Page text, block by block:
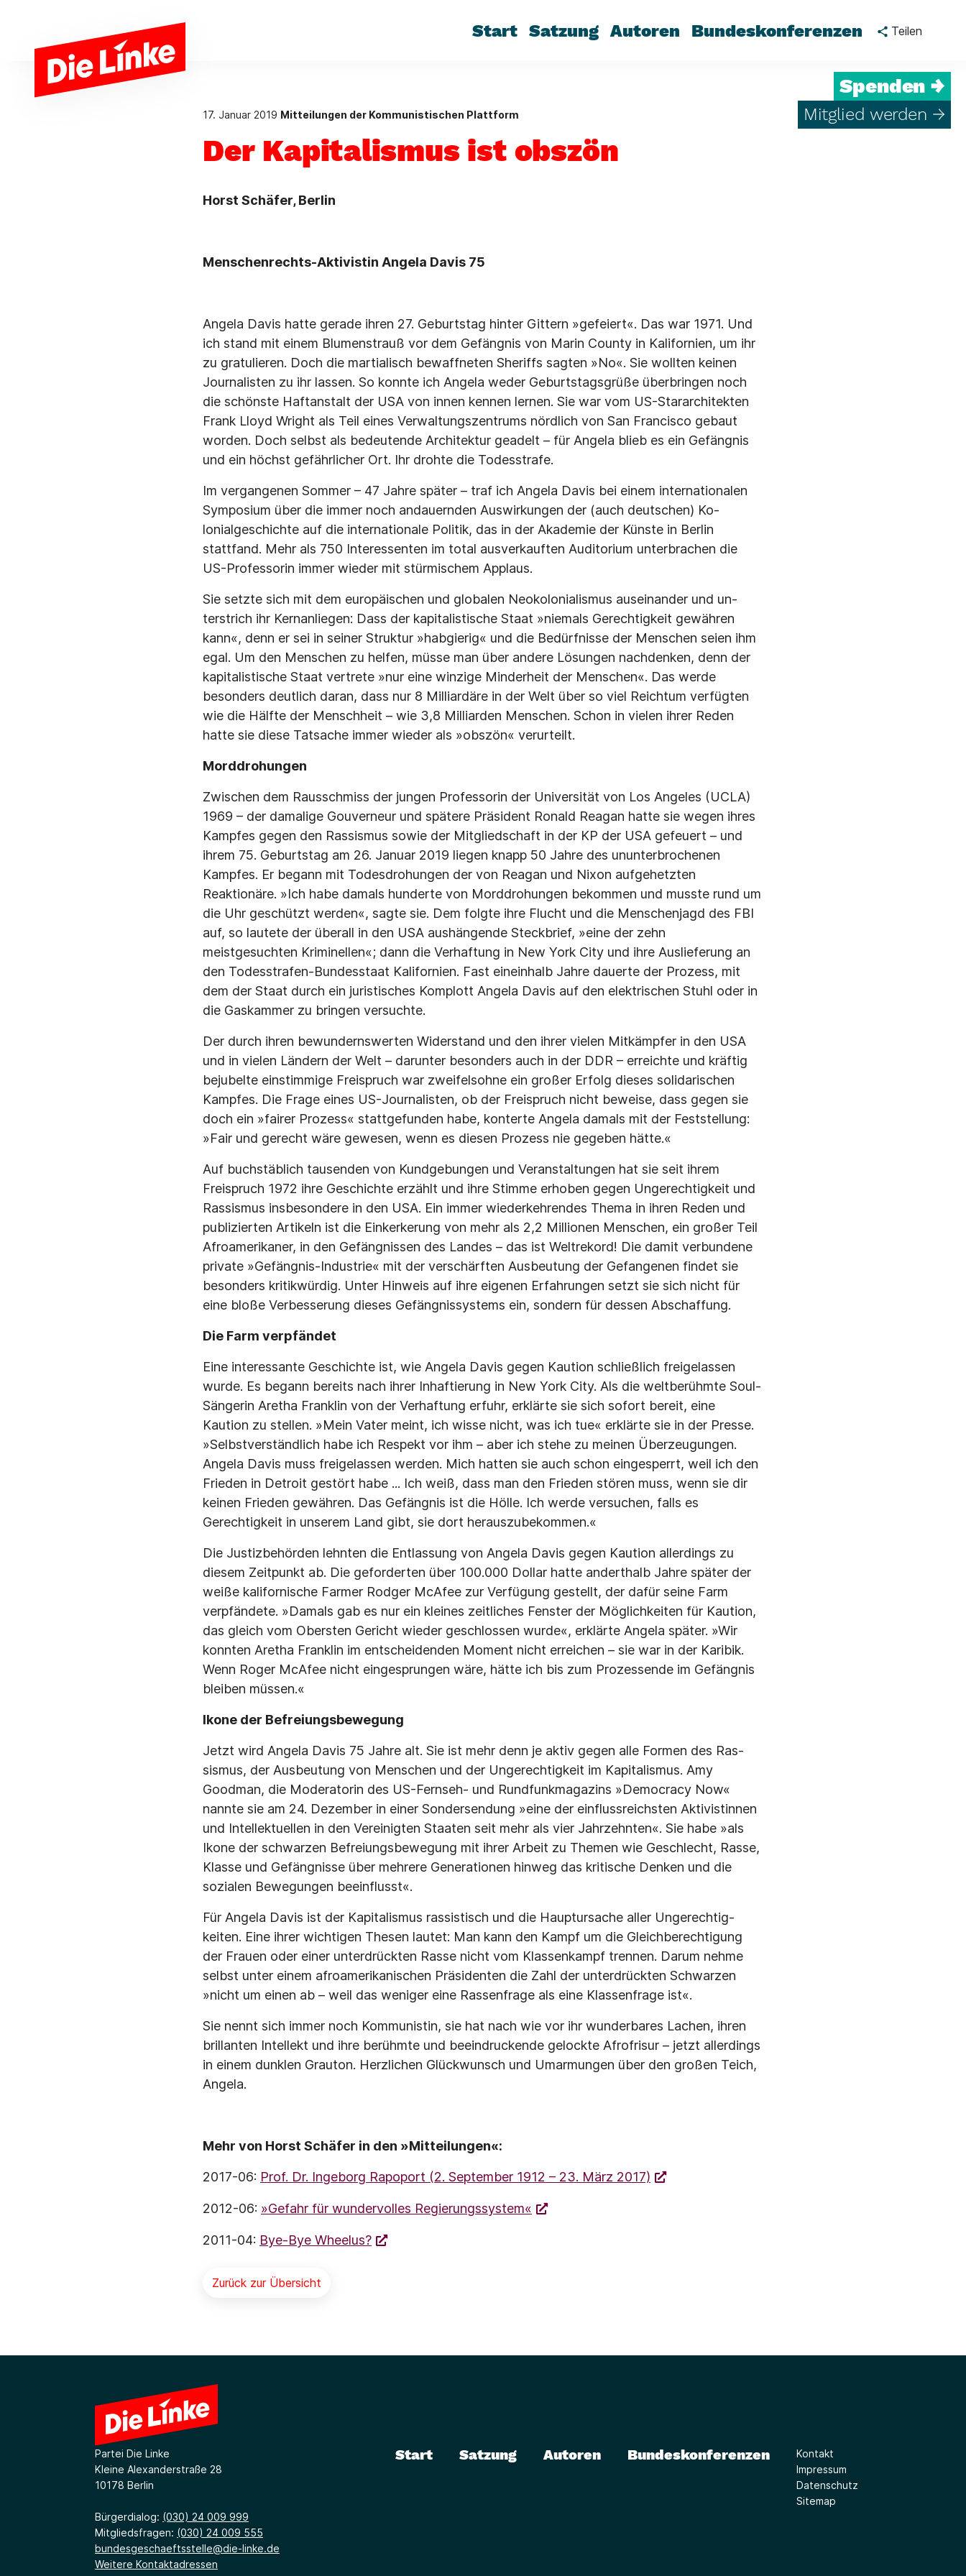
Start Satzung Autoren Bundeskonferenzen Teilen
Spenden →
Mitglied werden →
17. Januar 2019 Mitteilungen der Kommunistischen Plattform
Der Kapitalismus ist obszön
Horst Schäfer, Berlin
Menschenrechts-Aktivistin Angela Davis 75
Angela Davis hatte gerade ihren 27. Geburtstag hinter Gittern »gefeiert«. Das war 1971. Und
ich stand mit einem Blumenstrauß vor dem Gefängnis von Marin County in Kaliforni­en, um ihr
zu gratulieren. Doch die martialisch bewaffneten Sheriffs sagten »No«. Sie woll­ten keinen
Journalisten zu ihr lassen. So konnte ich Angela weder Geburtstagsgrüße über­bringen noch
die schönste Haftanstalt der USA von innen kennen lernen. Sie war vom US-Stararchitekten
Frank Lloyd Wright als Teil eines Verwaltungszentrums nördlich von San Francisco gebaut
worden. Doch selbst als bedeutende Architektur geadelt – für Angela blieb es ein Gefängnis
und ein höchst gefährlicher Ort. Ihr drohte die Todesstrafe.
Im vergangenen Sommer – 47 Jahre später – traf ich Angela Davis bei einem internationa­len
Symposium über die immer noch andauernden Auswirkungen der (auch deutschen) Ko­
lonialgeschichte auf die internationale Politik, das in der Akademie der Künste in Berlin
stattfand. Mehr als 750 Interessenten im total ausverkauften Auditorium unterbrachen die
US-Professorin immer wieder mit stürmischem Applaus.
Sie setzte sich mit dem europäischen und globalen Neokolonialismus auseinander und un­
terstrich ihr Kernanliegen: Dass der kapitalistische Staat »niemals Gerechtigkeit gewähren
kann«, denn er sei in seiner Struktur »habgierig« und die Bedürfnisse der Menschen seien ihm
egal. Um den Menschen zu helfen, müsse man über andere Lösungen nachdenken, denn der
kapitalistische Staat vertrete »nur eine winzige Minderheit der Menschen«. Das werde
besonders deutlich daran, dass nur 8 Milliardäre in der Welt über so viel Reichtum verfügten
wie die Hälfte der Menschheit – wie 3,8 Milliarden Menschen. Schon in vielen ih­rer Reden
hatte sie diese Tatsache immer wieder als »obszön« verurteilt.
Morddrohungen
Zwischen dem Rausschmiss der jungen Professorin der Universität von Los Angeles (UCLA)
1969 – der damalige Gouverneur und spätere Präsident Ronald Reagan hatte sie wegen ihres
Kampfes gegen den Rassismus sowie der Mitgliedschaft in der KP der USA gefeuert – und
ihrem 75. Geburtstag am 26. Januar 2019 liegen knapp 50 Jahre des un­unterbrochenen
Kampfes. Er begann mit Todesdrohungen der von Reagan und Nixon auf­gehetzten
Reaktionäre. »Ich habe damals hunderte von Morddrohungen bekommen und musste rund um
die Uhr geschützt werden«, sagte sie. Dem folgte ihre Flucht und die Men­schenjagd des FBI
auf, so lautete der überall in den USA aushängende Steckbrief, »eine der zehn
meistgesuchten Kriminellen«; dann die Verhaftung in New York City und ihre Aus­lieferung an
den Todesstrafen-Bundesstaat Kalifornien. Fast eineinhalb Jahre dauerte der Prozess, mit
dem der Staat durch ein juristisches Komplott Angela Davis auf den elektri­schen Stuhl oder in
die Gaskammer zu bringen versuchte.
Der durch ihren bewundernswerten Widerstand und den ihrer vielen Mitkämpfer in den USA
und in vielen Ländern der Welt – darunter besonders auch in der DDR – erreichte und kräftig
bejubelte einstimmige Freispruch war zweifelsohne ein großer Erfolg dieses solida­rischen
Kampfes. Die Frage eines US-Journalisten, ob der Freispruch nicht beweise, dass gegen sie
doch ein »fairer Prozess« stattgefunden habe, konterte Angela damals mit der Feststellung:
»Fair und gerecht wäre gewesen, wenn es diesen Prozess nie gegeben hätte.«
Auf buchstäblich tausenden von Kundgebungen und Veranstaltungen hat sie seit ihrem
Freispruch 1972 ihre Geschichte erzählt und ihre Stimme erhoben gegen Ungerechtigkeit und
Rassismus insbesondere in den USA. Ein immer wiederkehrendes Thema in ihren Re­den und
publizierten Artikeln ist die Einkerkerung von mehr als 2,2 Millionen Menschen, ein großer Teil
Afroamerikaner, in den Gefängnissen des Landes – das ist Weltrekord! Die damit verbundene
private »Gefängnis-Industrie« mit der verschärften Ausbeutung der Ge­fangenen findet sie
besonders kritikwürdig. Unter Hinweis auf ihre eigenen Erfahrungen setzt sie sich nicht für
eine bloße Verbesserung dieses Gefängnissystems ein, sondern für dessen Abschaffung.
Die Farm verpfändet
Eine interessante Geschichte ist, wie Angela Davis gegen Kaution schließlich freigelassen
wurde. Es begann bereits nach ihrer Inhaftierung in New York City. Als die weltberühmte Soul-
Sängerin Aretha Franklin von der Verhaftung erfuhr, erklärte sie sich sofort bereit, eine
Kaution zu stellen. »Mein Vater meint, ich wisse nicht, was ich tue« erklärte sie in der Presse.
»Selbstverständlich habe ich Respekt vor ihm – aber ich stehe zu meinen Überzeu­gungen.
Angela Davis muss freigelassen werden. Mich hatten sie auch schon eingesperrt, weil ich den
Frieden in Detroit gestört habe ... Ich weiß, dass man den Frieden stören muss, wenn sie dir
keinen Frieden gewähren. Das Gefängnis ist die Hölle. Ich werde versu­chen, falls es
Gerechtigkeit in unserem Land gibt, sie dort herauszubekommen.«
Die Justizbehörden lehnten die Entlassung von Angela Davis gegen Kaution allerdings zu
diesem Zeitpunkt ab. Die geforderten über 100.000 Dollar hatte anderthalb Jahre später der
weiße kalifornische Farmer Rodger McAfee zur Verfügung gestellt, der dafür seine Farm
verpfändete. »Damals gab es nur ein kleines zeitliches Fenster der Möglichkeiten für Kaution,
das gleich vom Obersten Gericht wieder geschlossen wurde«, erklärte Angela spä­ter. »Wir
konnten Aretha Franklin im entscheidenden Moment nicht erreichen – sie war in der Karibik.
Wenn Roger McAfee nicht eingesprungen wäre, hätte ich bis zum Prozessende im Gefängnis
bleiben müssen.«
Ikone der Befreiungsbewegung
Jetzt wird Angela Davis 75 Jahre alt. Sie ist mehr denn je aktiv gegen alle Formen des Ras­
sismus, der Ausbeutung von Menschen und der Ungerechtigkeit im Kapitalismus. Amy
Goodman, die Moderatorin des US-Fernseh- und Rundfunkmagazins »Democracy Now«
nannte sie am 24. Dezember in einer Sondersendung »eine der einflussreichsten Aktivis­tinnen
und Intellektuellen in den Vereinigten Staaten seit mehr als vier Jahrzehnten«. Sie habe »als
Ikone der schwarzen Befreiungsbewegung mit ihrer Arbeit zu Themen wie Ge­schlecht, Rasse,
Klasse und Gefängnisse über mehrere Generationen hinweg das kritische Denken und die
sozialen Bewegungen beeinflusst«.
Für Angela Davis ist der Kapitalismus rassistisch und die Hauptursache aller Ungerechtig­
keiten. Eine ihrer wichtigen Thesen lautet: Man kann den Kampf um die Gleichberechti­gung
der Frauen oder einer unterdrückten Rasse nicht vom Klassenkampf trennen. Darum nehme
selbst unter einem afroamerikanischen Präsidenten die Zahl der unterdrückten Schwarzen
»nicht um einen ab – weil das weniger eine Rassenfrage als eine Klassenfrage ist«.
Sie nennt sich immer noch Kommunistin, sie hat nach wie vor ihr wunderbares Lachen, ih­ren
brillanten Intellekt und ihre berühmte und beeindruckende gelockte Afrofrisur – jetzt allerdings
in einem dunklen Grauton. Herzlichen Glückwunsch und Umarmungen über den großen Teich,
Angela.
Mehr von Horst Schäfer in den »Mitteilungen«:
2017-06: Prof. Dr. Ingeborg Rapoport (2. September 1912 – 23. März 2017)
2012-06: »Gefahr für wundervolles Regierungssystem«
2011-04: Bye-Bye Wheelus?
Zurück zur Übersicht
Partei Die Linke
Kleine Alexanderstraße 28
10178 Berlin
Bürgerdialog: (030) 24 009 999
Mitgliedsfragen: (030) 24 009 555
bundesgeschaeftsstelle@die-linke.de
Weitere Kontaktadressen
Start Satzung Autoren Bundeskonferenzen
Kontakt
Impressum
Datenschutz
Sitemap